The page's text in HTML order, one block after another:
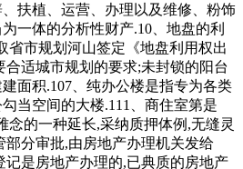
扶植、运营、办理以及维修、粉饰
一体的分析性财产.10、地盘的利
省市规划河山签定《地盘利用权出
适城市规划的要求;未封锁的阳台
面积.107、纯办公楼是指专为各类
当空间的大楼.111、商住室第是
念的一种延长,采纳质押体例,无缝灵
部分审批,由房地产办理机关发给
记是房地产办理的,已典质的房地产